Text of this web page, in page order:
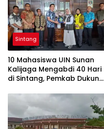
Sintang
10 Mahasiswa UIN Sunan
Kalijaga Mengabdi 40 Hari
di Sintang, Pemkab Dukung
Pendampingan
Berkelanjutan